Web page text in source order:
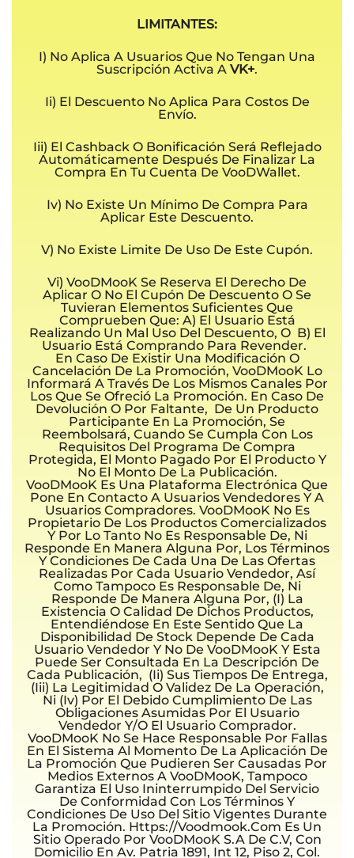
LIMITANTES:
I) No Aplica A Usuarios Que No Tengan Una
Suscripción Activa A VK+.
Ii) El Descuento No Aplica Para Costos De
Envío.
Iii) El Cashback O Bonificación Será Reflejado
Automáticamente Después De Finalizar La
Compra En Tu Cuenta De VooDWallet.
Iv) No Existe Un Mínimo De Compra Para
Aplicar Este Descuento.
V) No Existe Limite De Uso De Este Cupón.
Vi) VooDMooK Se Reserva El Derecho De
Aplicar O No El Cupón De Descuento O Se
Tuvieran Elementos Suficientes Que
Comprueben Que: A) El Usuario Está
Realizando Un Mal Uso Del Descuento, O B) El
Usuario Está Comprando Para Revender.
En Caso De Existir Una Modificación O
Cancelación De La Promoción, VooDMooK Lo
Informará A Través De Los Mismos Canales Por
Los Que Se Ofreció La Promoción. En Caso De
Devolución O Por Faltante, De Un Producto
Participante En La Promoción, Se
Reembolsará, Cuando Se Cumpla Con Los
Requisitos Del Programa De Compra
Protegida, El Monto Pagado Por El Producto Y
No El Monto De La Publicación.
VooDMooK Es Una Plataforma Electrónica Que
Pone En Contacto A Usuarios Vendedores Y A
Usuarios Compradores. VooDMooK No Es
Propietario De Los Productos Comercializados
Y Por Lo Tanto No Es Responsable De, Ni
Responde En Manera Alguna Por, Los Términos
Y Condiciones De Cada Una De Las Ofertas
Realizadas Por Cada Usuario Vendedor, Así
Como Tampoco Es Responsable De, Ni
Responde De Manera Alguna Por, (i) La
Existencia O Calidad De Dichos Productos,
Entendiéndose En Este Sentido Que La
Disponibilidad De Stock Depende De Cada
Usuario Vendedor Y No De VooDMooK Y Esta
Puede Ser Consultada En La Descripción De
Cada Publicación, (ii) Sus Tiempos De Entrega,
(iii) La Legitimidad O Validez De La Operación,
Ni (iv) Por El Debido Cumplimiento De Las
Obligaciones Asumidas Por El Usuario
Vendedor Y/o El Usuario Comprador.
VooDMooK No Se Hace Responsable Por Fallas
En El Sistema Al Momento De La Aplicación De
La Promoción Que Pudieren Ser Causadas Por
Medios Externos A VooDMooK, Tampoco
Garantiza El Uso Ininterrumpido Del Servicio
De Conformidad Con Los Términos Y
Condiciones De Uso Del Sitio Vigentes Durante
La Promoción. Https://voodmook.com Es Un
Sitio Operado Por VooDMooK S.A De C.V, Con
Domicilio En Av. Patria 1891, Int 12, Piso 2, Col.